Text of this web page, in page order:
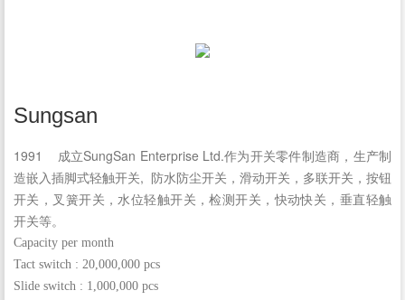
Sungsan
1991 成立SungSan Enterprise Ltd.作为开关零件制造商，生产制
造嵌入插脚式轻触开关, 防水防尘开关，滑动开关，多联开关，按钮
开关，叉簧开关，水位轻触开关，检测开关，快动快关，垂直轻触
开关等。
Capacity per month
Tact switch : 20,000,000 pcs
Slide switch : 1,000,000 pcs